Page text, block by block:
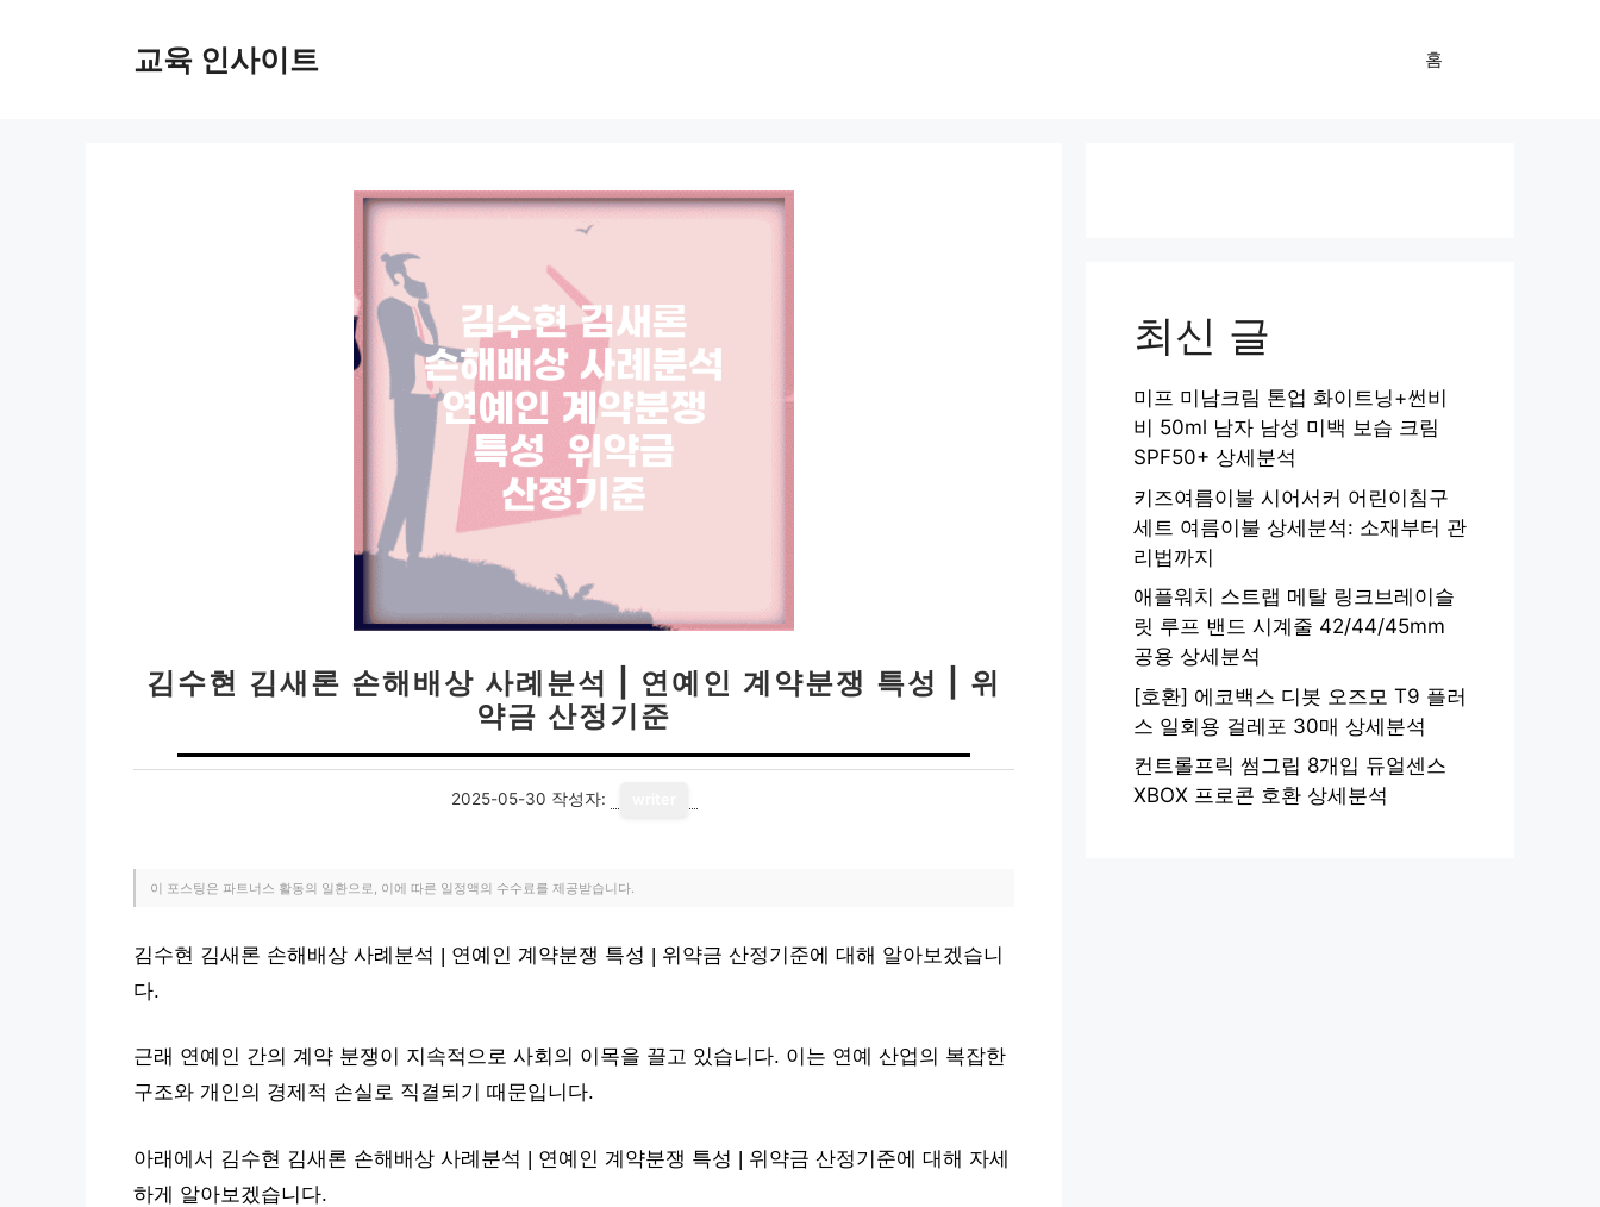
교육 인사이트 홈
김수현 김새론 손해배상 사례분석 | 연예인 계약분쟁 특성 | 위
약금 산정기준
2025-05-30 작성자:
이 포스팅은 파트너스 활동의 일환으로, 이에 따른 일정액의 수수료를 제공받습니다.
김수현 김새론 손해배상 사례분석 | 연예인 계약분쟁 특성 | 위약금 산정기준에 대해 알아보겠습니
다.
근래 연예인 간의 계약 분쟁이 지속적으로 사회의 이목을 끌고 있습니다. 이는 연예 산업의 복잡한
구조와 개인의 경제적 손실로 직결되기 때문입니다.
아래에서 김수현 김새론 손해배상 사례분석 | 연예인 계약분쟁 특성 | 위약금 산정기준에 대해 자세
하게 알아보겠습니다.
최신 글
미프 미남크림 톤업 화이트닝+썬비
비 50ml 남자 남성 미백 보습 크림
SPF50+ 상세분석
키즈여름이불 시어서커 어린이침구
세트 여름이불 상세분석: 소재부터 관
리법까지
애플워치 스트랩 메탈 링크브레이슬
릿 루프 밴드 시계줄 42/44/45mm
공용 상세분석
[호환] 에코백스 디봇 오즈모 T9 플러
스 일회용 걸레포 30매 상세분석
컨트롤프릭 썸그립 8개입 듀얼센스
XBOX 프로콘 호환 상세분석